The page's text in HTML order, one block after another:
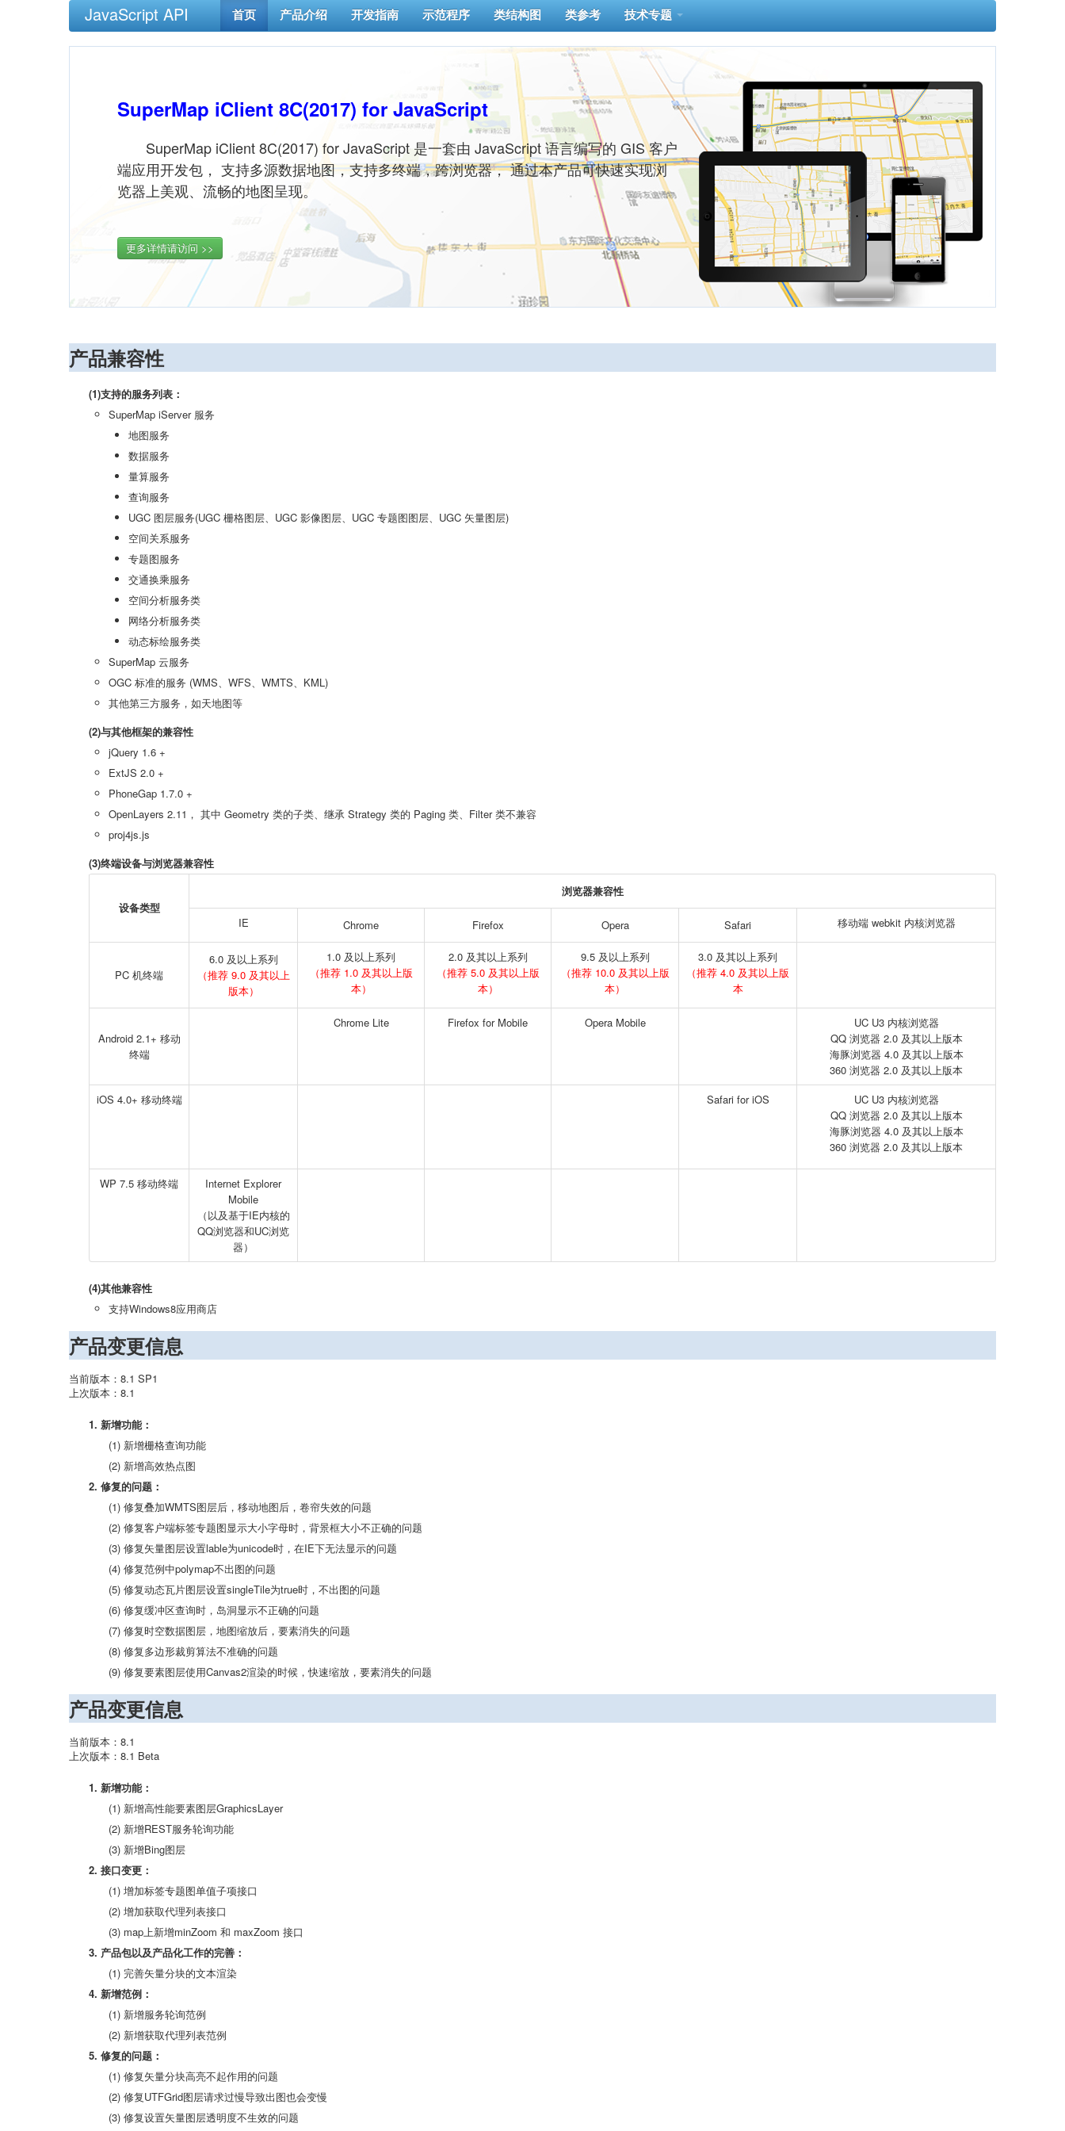
JavaScript API 首页 产品介绍 开发指南 示范程序 类结构图 类参考 技术专题
SuperMap iClient 8C(2017) for JavaScript
SuperMap iClient 8C(2017) for JavaScript 是一套由 JavaScript 语言编写的 GIS 客户
端应用开发包， 支持多源数据地图，支持多终端，跨浏览器， 通过本产品可快速实现浏
览器上美观、流畅的地图呈现。
更多详情请访问 >>
产品兼容性
(1)支持的服务列表：
SuperMap iServer 服务
地图服务
数据服务
量算服务
查询服务
UGC 图层服务(UGC 栅格图层、UGC 影像图层、UGC 专题图图层、UGC 矢量图层)
空间关系服务
专题图服务
交通换乘服务
空间分析服务类
网络分析服务类
动态标绘服务类
SuperMap 云服务
OGC 标准的服务 (WMS、WFS、WMTS、KML)
其他第三方服务，如天地图等
(2)与其他框架的兼容性
jQuery 1.6 +
ExtJS 2.0 +
PhoneGap 1.7.0 +
OpenLayers 2.11， 其中 Geometry 类的子类、继承 Strategy 类的 Paging 类、Filter 类不兼容
proj4js.js
(3)终端设备与浏览器兼容性
设备类型
浏览器兼容性
IE Chrome Firefox Opera Safari 移动端 webkit 内核浏览器
PC 机终端
6.0 及以上系列
（推荐 9.0 及其以上
版本）
1.0 及以上系列
（推荐 1.0 及其以上版
本）
2.0 及其以上系列
（推荐 5.0 及其以上版
本）
9.5 及以上系列
（推荐 10.0 及其以上版
本）
3.0 及其以上系列
（推荐 4.0 及其以上版
本
Android 2.1+ 移动
终端
Chrome Lite Firefox for Mobile Opera Mobile
UC U3 内核浏览器
QQ 浏览器 2.0 及其以上版本
海豚浏览器 4.0 及其以上版本
360 浏览器 2.0 及其以上版本
iOS 4.0+ 移动终端
Safari for iOS
UC U3 内核浏览器
QQ 浏览器 2.0 及其以上版本
海豚浏览器 4.0 及其以上版本
360 浏览器 2.0 及其以上版本
WP 7.5 移动终端
Internet Explorer
Mobile
（以及基于IE内核的
QQ浏览器和UC浏览
器）
(4)其他兼容性
支持Windows8应用商店
产品变更信息
当前版本：8.1 SP1
上次版本：8.1
1. 新增功能：
(1) 新增栅格查询功能
(2) 新增高效热点图
2. 修复的问题：
(1) 修复叠加WMTS图层后，移动地图后，卷帘失效的问题
(2) 修复客户端标签专题图显示大小字母时，背景框大小不正确的问题
(3) 修复矢量图层设置lable为unicode时，在IE下无法显示的问题
(4) 修复范例中polymap不出图的问题
(5) 修复动态瓦片图层设置singleTile为true时，不出图的问题
(6) 修复缓冲区查询时，岛洞显示不正确的问题
(7) 修复时空数据图层，地图缩放后，要素消失的问题
(8) 修复多边形裁剪算法不准确的问题
(9) 修复要素图层使用Canvas2渲染的时候，快速缩放，要素消失的问题
产品变更信息
当前版本：8.1
上次版本：8.1 Beta
1. 新增功能：
(1) 新增高性能要素图层GraphicsLayer
(2) 新增REST服务轮询功能
(3) 新增Bing图层
2. 接口变更：
(1) 增加标签专题图单值子项接口
(2) 增加获取代理列表接口
(3) map上新增minZoom 和 maxZoom 接口
3. 产品包以及产品化工作的完善：
(1) 完善矢量分块的文本渲染
4. 新增范例：
(1) 新增服务轮询范例
(2) 新增获取代理列表范例
5. 修复的问题：
(1) 修复矢量分块高亮不起作用的问题
(2) 修复UTFGrid图层请求过慢导致出图也会变慢
(3) 修复设置矢量图层透明度不生效的问题